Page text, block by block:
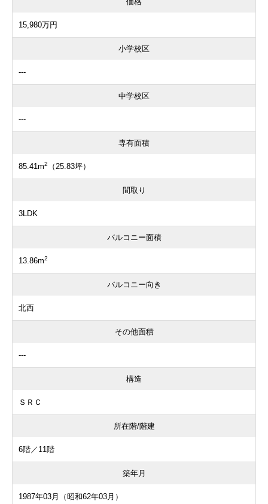
15,980万円
小学校区
---
中学校区
---
専有面積
85.41m2 （25.83坪）
間取り
3LDK
バルコニー面積
13.86m2
バルコニー向き
北西
その他面積
---
構造
ＳＲＣ
所在階/階建
6階／11階
築年月
1987年03月（昭和62年03月）